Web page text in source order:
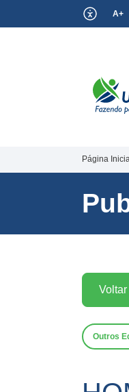
A+
Página
Voltar
Outros